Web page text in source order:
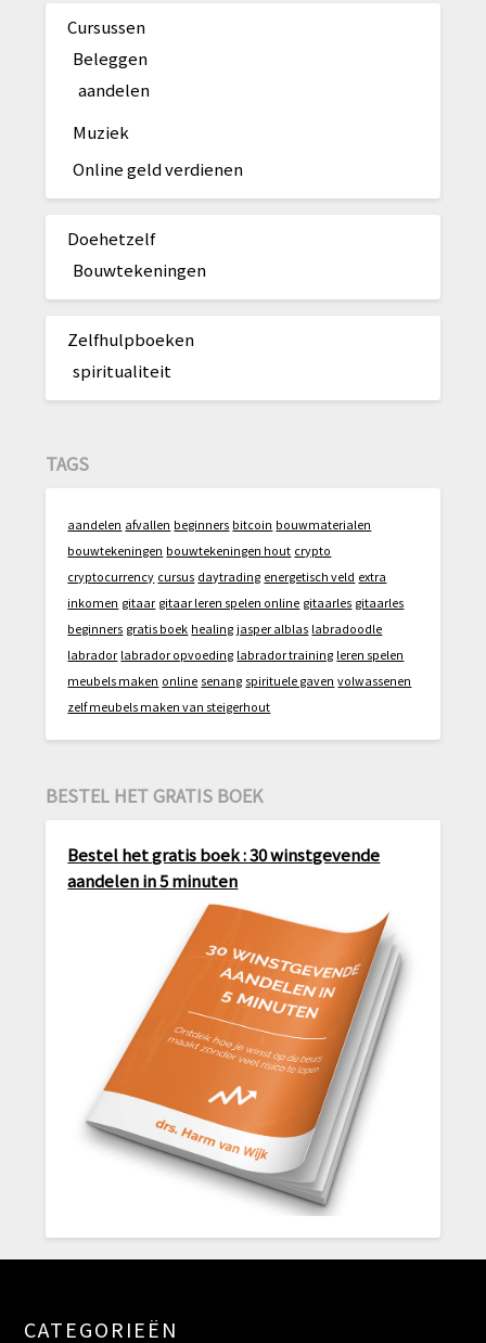
Cursussen
Beleggen
aandelen
Muziek
Online geld verdienen
Doehetzelf
Bouwtekeningen
Zelfhulpboeken
spiritualiteit
TAGS
aandelen afvallen beginners bitcoin bouwmaterialen
bouwtekeningen bouwtekeningen hout crypto
cryptocurrency cursus daytrading energetisch veld extra
inkomen gitaar gitaar leren spelen online gitaarles gitaarles
beginners gratis boek healing jasper alblas labradoodle
labrador labrador opvoeding labrador training leren spelen
meubels maken online senang spirituele gaven volwassenen
zelf meubels maken van steigerhout
BESTEL HET GRATIS BOEK
Bestel het gratis boek : 30 winstgevende
aandelen in 5 minuten
CATEGORIEËN